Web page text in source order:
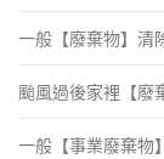
一般【廢棄物】清
颱風過後家裡【廢
一般【事業廢棄物